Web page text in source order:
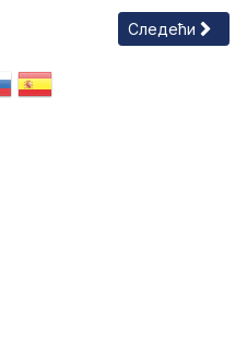
ЗА НАЈБОЉЕ ЂАКЕСледећи
Следећи